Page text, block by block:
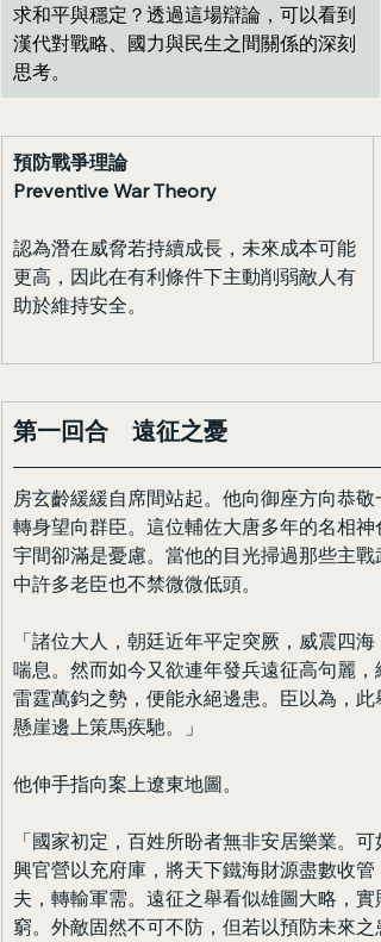
求和平與穩定？透過這場辯論，可以看到
漢代對戰略、國力與民生之間關係的深刻
思考。
預防戰爭理論
Preventive War Theory
認為潛在威脅若持續成長，未來成本可能
更高，因此在有利條件下主動削弱敵人有
助於維持安全。
第一回合　遠征之憂
房玄齡緩緩自席間站起。他向御座方向恭敬
轉身望向群臣。這位輔佐大唐多年的名相神
宇間卻滿是憂慮。當他的目光掃過那些主戰
中許多老臣也不禁微微低頭。
「諸位大人，朝廷近年平定突厥，威震四海
喘息。然而如今又欲連年發兵遠征高句麗，
雷霆萬鈞之勢，便能永絕邊患。臣以為，此
懸崖邊上策馬疾馳。」
他伸手指向案上遼東地圖。
「國家初定，百姓所盼者無非安居樂業。可
興官營以充府庫，將天下鐵海財源盡數收管
夫，轉輸軍需。遠征之舉看似雄圖大略，實
窮。外敵固然不可不防，但若以預防未來之